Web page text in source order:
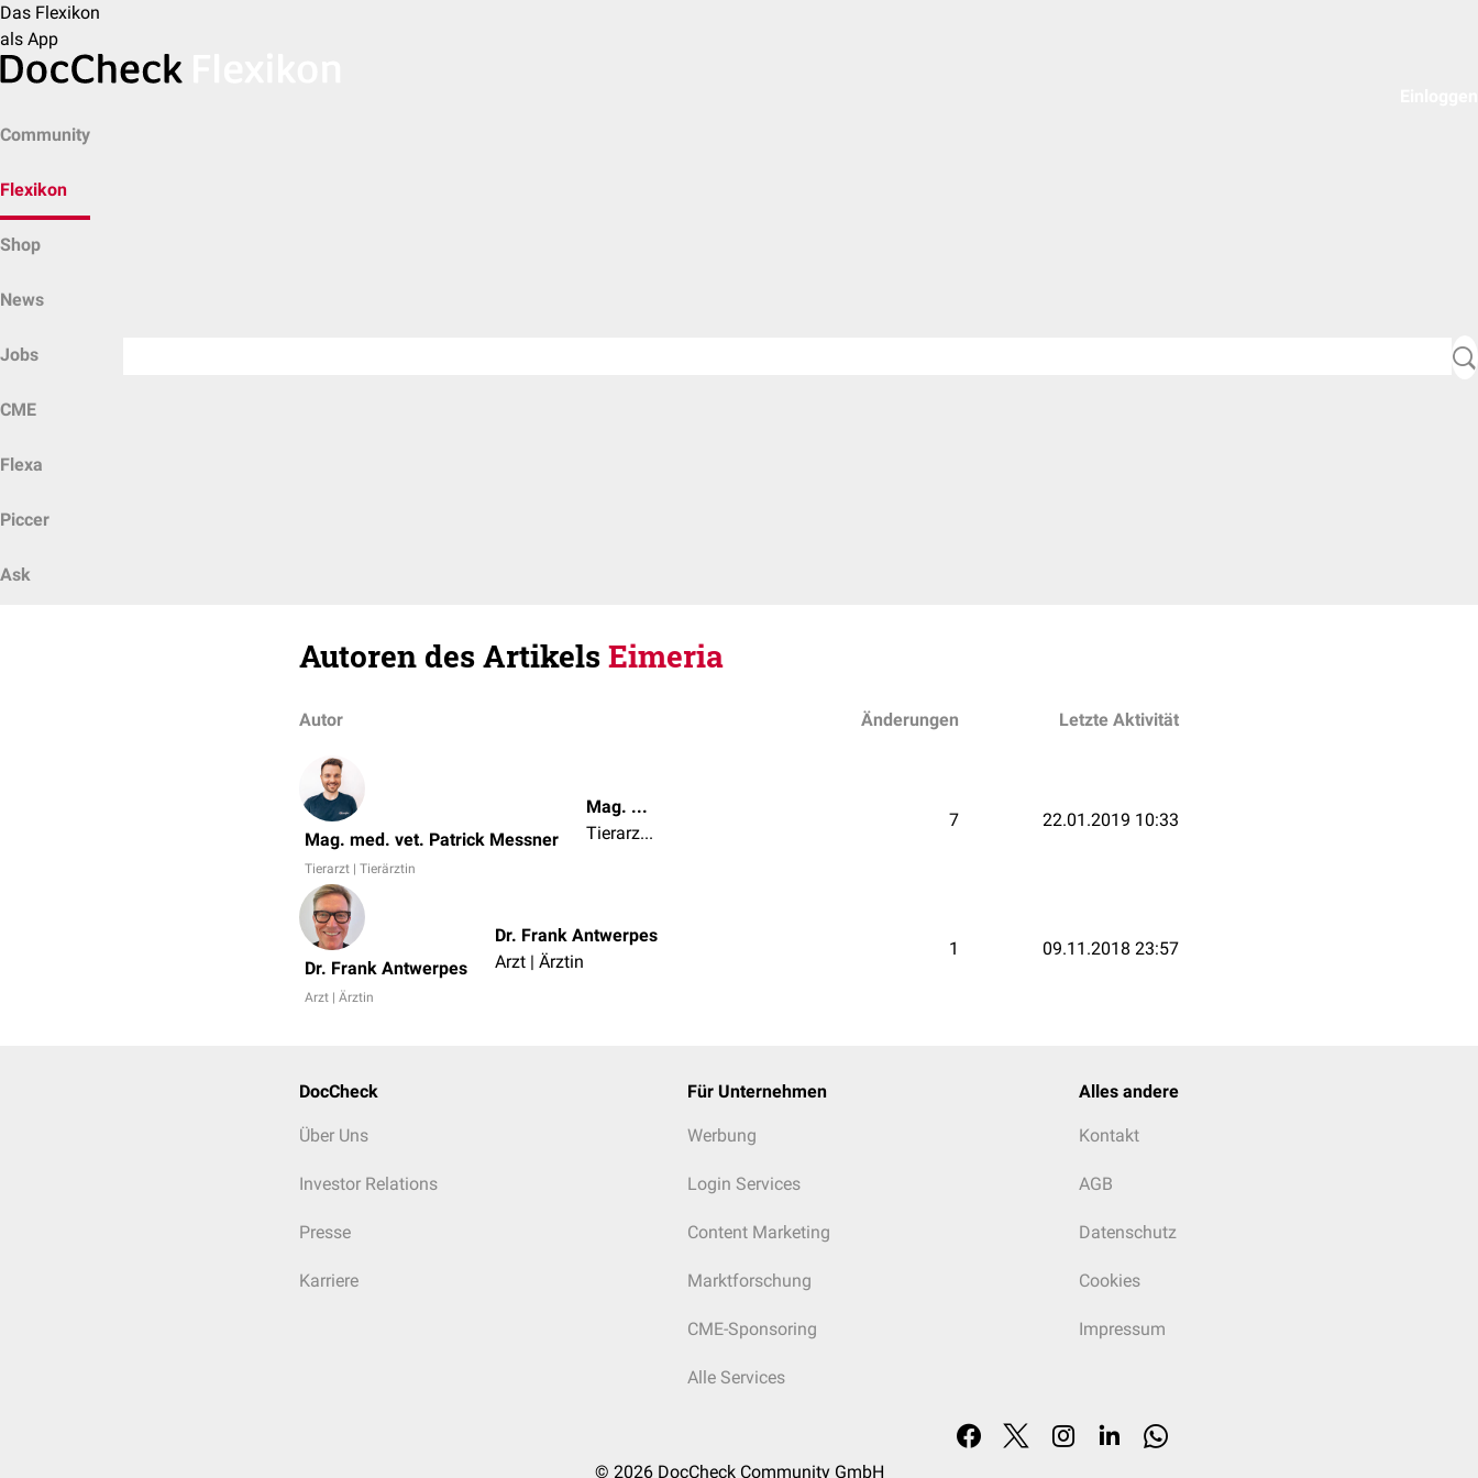
Das Flexikon
als App
Community
Flexikon
Shop
News
Jobs
CME
Flexa
Piccer
Ask
Autoren des ArtikelsEimeria
Autor Änderungen Letzte Aktivität
Mag. med. vet. Patrick Messner
Tierarzt | Tierärztin
Mag. med. vet. Patrick Messner
Tierarzt | Tierärztin
7 22.01.2019 10:33
Dr. Frank Antwerpes
Arzt | Ärztin
Dr. Frank Antwerpes
Arzt | Ärztin
1 09.11.2018 23:57
DocCheck
Über Uns
Investor Relations
Presse
Karriere
Für Unternehmen
Werbung
Login Services
Content Marketing
Marktforschung
CME-Sponsoring
Alle Services
Alles andere
Kontakt
AGB
Datenschutz
Cookies
Impressum
© 2026 DocCheck Community GmbH